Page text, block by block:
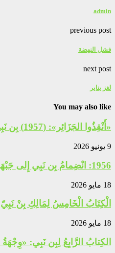
admin
previous post
فشل النهضة
next post
لغز يناير
You may also like
«أَنْقِذُوا الجَزَائِر»: (1957) بِن نَبِيّ يَدْعُو العَالَمَ إِلَى...
9 يونيو 2026
1956: انْضِمامُ بِن نَبِي إِلى جَبْهَةِ التَّحْرِيرِ الوَطَنِيِّ
18 مايو 2026
الْكِتَابُ الْخَامِسُ لِمَالِكِ بِنْ
18 مايو 2026
الكِتابُ الرَّابِعُ لِبِن نَبِي: